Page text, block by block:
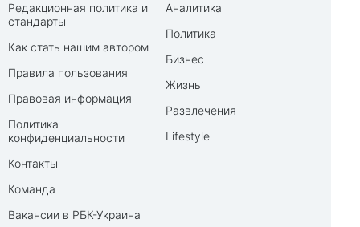
Редакционная политика и
стандарты
Как стать нашим автором
Правила пользования
Правовая информация
Политика
конфиденциальности
Контакты
Команда
Вакансии в РБК-Украина
Аналитика
Политика
Бизнес
Жизнь
Развлечения
Lifestyle